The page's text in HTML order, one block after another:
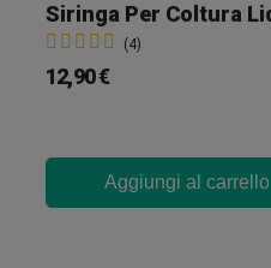
(4)
12,90 €
Aggiungi al carrello